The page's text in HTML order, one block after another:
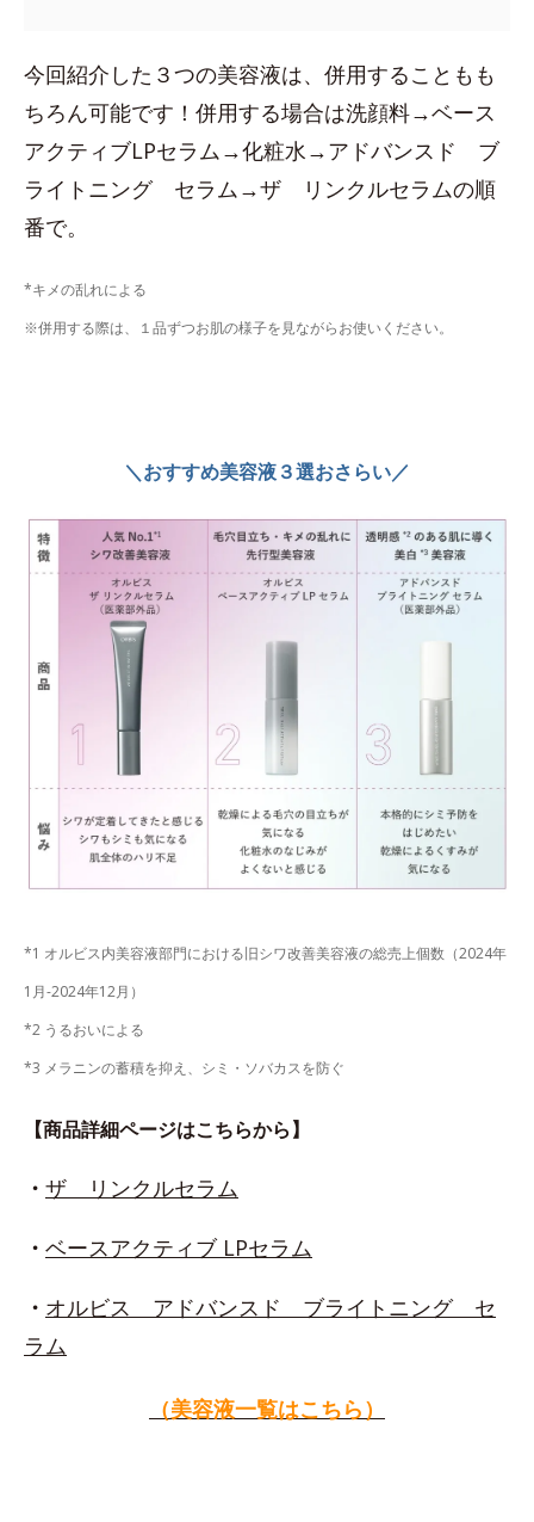
今回紹介した３つの美容液は、併用することもも
ちろん可能です！併用する場合は洗顔料→ベース
アクティブLPセラム→化粧水→アドバンスド ブ
ライトニング セラム→ザ リンクルセラムの順
番で。
*キメの乱れによる
※併用する際は、１品ずつお肌の様子を見ながらお使いください。
＼おすすめ美容液３選おさらい／
*1 オルビス内美容液部門における旧シワ改善美容液の総売上個数（2024年
1月-2024年12月）
*2 うるおいによる
*3 メラニンの蓄積を抑え、シミ・ソバカスを防ぐ
【商品詳細ページはこちらから】
・ ザ リンクルセラム
・ ベースアクティブ LPセラム
・ オルビス アドバンスド ブライトニング セ
ラム
（美容液一覧はこちら）